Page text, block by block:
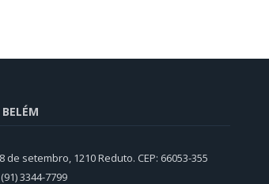
BELÉM
de setembro, 1210 Reduto. CEP: 66053-355
3344-7799